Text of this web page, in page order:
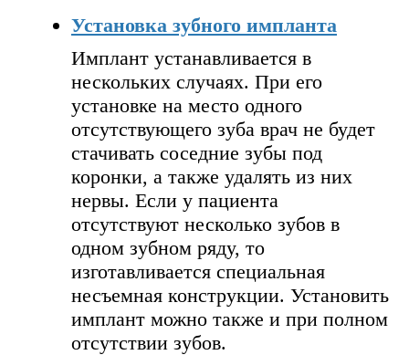
Установка зубного импланта
Имплант устанавливается в
нескольких случаях. При его
установке на место одного
отсутствующего зуба врач не будет
стачивать соседние зубы под
коронки, а также удалять из них
нервы. Если у пациента
отсутствуют несколько зубов в
одном зубном ряду, то
изготавливается специальная
несъемная конструкции. Установить
имплант можно также и при полном
отсутствии зубов.